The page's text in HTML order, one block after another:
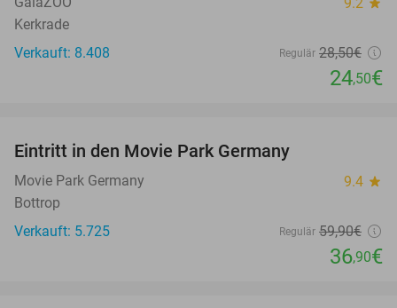
Kerkrade
Verkauft: 8.408
Regulär 28,50€
24,50€
Eintritt in den Movie Park Germany
Movie Park Germany 9.4 star
Bottrop
Verkauft: 5.725
Regulär 59,90€
36,90€